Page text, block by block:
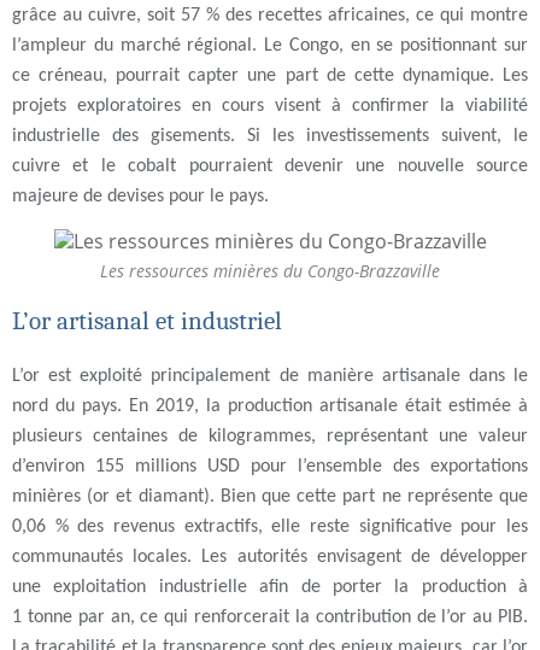
grâce au cuivre, soit 57 % des recettes africaines, ce qui montre
l’ampleur du marché régional. Le Congo, en se positionnant sur
ce créneau, pourrait capter une part de cette dynamique. Les
projets exploratoires en cours visent à confirmer la viabilité
industrielle des gisements. Si les investissements suivent, le
cuivre et le cobalt pourraient devenir une nouvelle source
majeure de devises pour le pays.
Les ressources minières du Congo-Brazzaville
L’or artisanal et industriel
L’or est exploité principalement de manière artisanale dans le
nord du pays. En 2019, la production artisanale était estimée à
plusieurs centaines de kilogrammes, représentant une valeur
d’environ 155 millions USD pour l’ensemble des exportations
minières (or et diamant). Bien que cette part ne représente que
0,06 % des revenus extractifs, elle reste significative pour les
communautés locales. Les autorités envisagent de développer
une exploitation industrielle afin de porter la production à
1 tonne par an, ce qui renforcerait la contribution de l’or au PIB.